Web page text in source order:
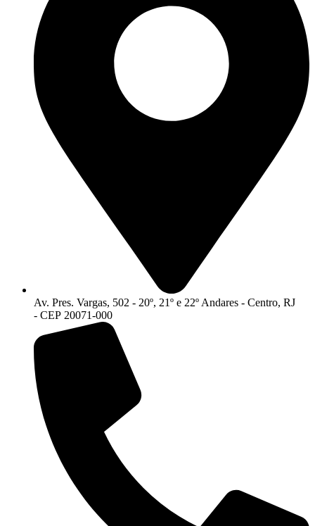
Av. Pres. Vargas, 502 - 20º, 21º e 22º Andares - Centro, RJ
- CEP 20071-000